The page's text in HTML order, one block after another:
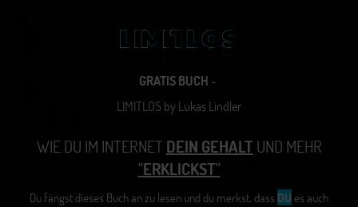
GRATIS BUCH -
LIMITLOS by Lukas Lindler
WIE DU IM INTERNET DEIN GEHALT UND MEHR
"ERKLICKST"
Du fängst dieses Buch an zu lesen und du merkst, dass DU es auch